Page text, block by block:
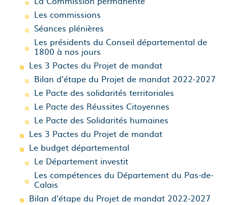
Les commissions
Séances plénières
Les présidents du Conseil départemental de
1800 à nos jours
Les 3 Pactes du Projet de mandat
Bilan d'étape du Projet de mandat 2022-2027
Le Pacte des solidarités territoriales
Le Pacte des Réussites Citoyennes
Le Pacte des Solidarités humaines
Les 3 Pactes du Projet de mandat
Le budget départemental
Le Département investit
Les compétences du Département du Pas-de-
Calais
Bilan d'étape du Projet de mandat 2022-2027